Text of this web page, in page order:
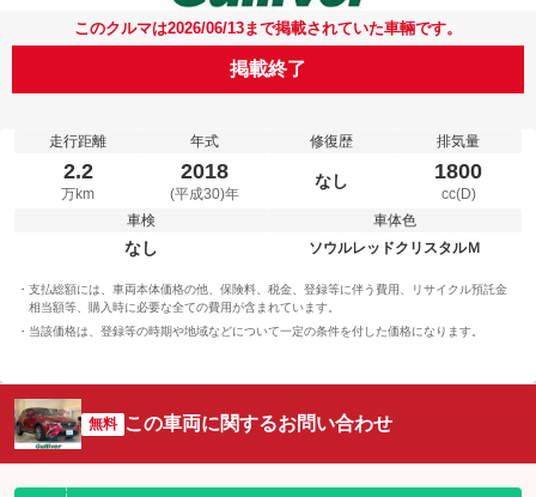
このクルマは2026/06/13まで掲載されていた車輛です。
掲載終了
走行距離
2.2
万km
年式
2018
(平成30)年
修復歴
なし
排気量
1800
cc(D)
車検
なし
車体色
ソウルレッドクリスタルＭ
支払総額には、車両本体価格の他、保険料、税金、登録等に伴う費用、リサイクル預託金
相当額等、購入時に必要な全ての費用が含まれています。
当該価格は、登録等の時期や地域などについて一定の条件を付した価格になります。
無料 この車両に関するお問い合わせ